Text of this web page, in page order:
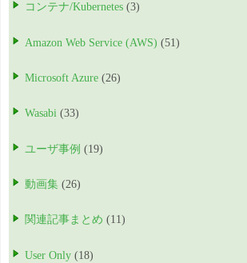
コンテナ/Kubernetes (3)
Amazon Web Service (AWS) (51)
Microsoft Azure (26)
Wasabi (33)
ユーザ事例 (19)
動画集 (26)
関連記事まとめ (11)
User Only (18)